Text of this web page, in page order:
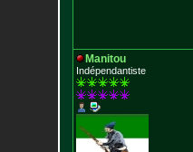
Manitou
Indépendantiste